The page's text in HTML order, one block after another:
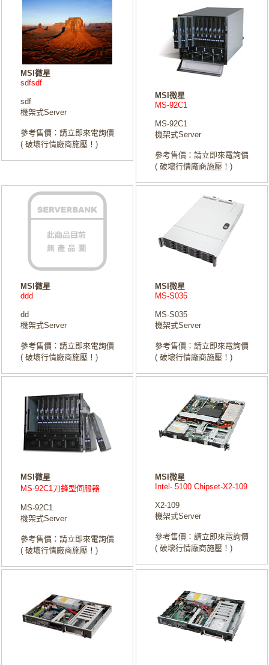
MSI微星
sdfsdf
sdf
機架式Server
參考售價：請立即來電詢價
( 破壞行情廠商施壓！)
MSI微星
MS-92C1
MS-92C1
機架式Server
參考售價：請立即來電詢價
( 破壞行情廠商施壓！)
MSI微星
ddd
dd
機架式Server
參考售價：請立即來電詢價
( 破壞行情廠商施壓！)
MSI微星
MS-S035
MS-S035
機架式Server
參考售價：請立即來電詢價
( 破壞行情廠商施壓！)
MSI微星
MS-92C1刀鋒型伺服器
MS-92C1
機架式Server
參考售價：請立即來電詢價
( 破壞行情廠商施壓！)
MSI微星
Intel- 5100 Chipset-X2-109
X2-109
機架式Server
參考售價：請立即來電詢價
( 破壞行情廠商施壓！)